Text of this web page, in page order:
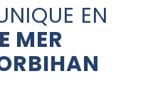
EN
MER